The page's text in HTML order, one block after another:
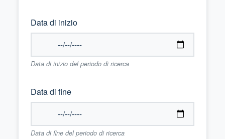
Data di inizio
Data di inizio del periodo di ricerca
Data di fine
Data di fine del periodo di ricerca